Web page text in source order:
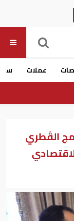
عملات
القُطري